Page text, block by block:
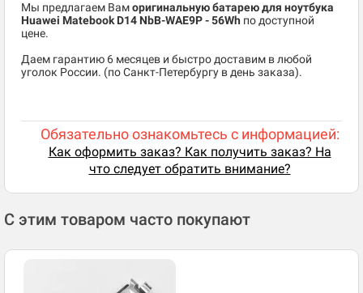
Мы предлагаем Ваморигинальную батарею для ноутбука
Huawei Matebook D14 NbB-WAE9P - 56Wh по доступной
цене.
Даем гарантию 6 месяцев и быстро доставим в любой
уголок России. (по Санкт-Петербургу в день заказа).
Обязательно ознакомьтесь с информацией:
Как оформить заказ? Как получить заказ? На
что следует обратить внимание?
С этим товаром часто покупают